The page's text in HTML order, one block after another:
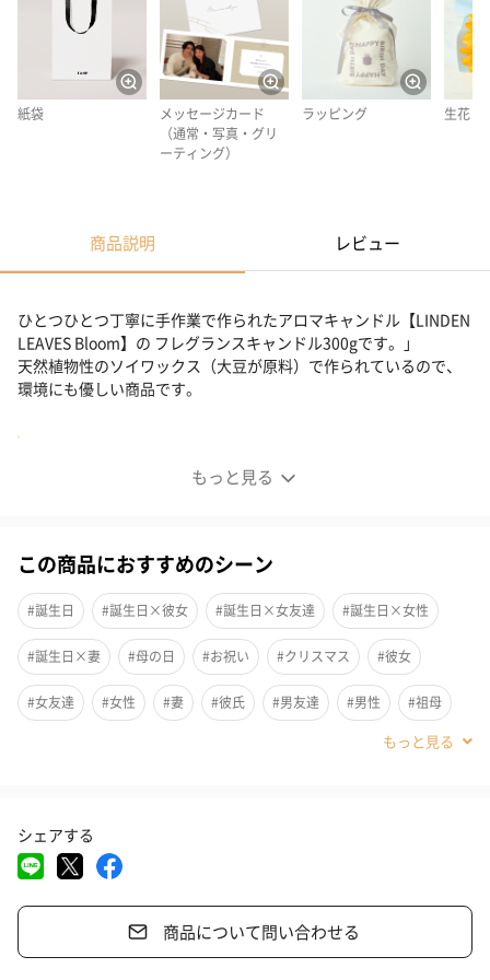
紙袋
メッセージカード
（通常・写真・グリ
ーティング）
ラッピング 生花
商品説明 レビュー
もっと見る
ひとつひとつ丁寧に手作業で作られたアロマキャンドル【LINDEN
LEAVES Bloom】の フレグランスキャンドル300gです。」
天然植物性のソイワックス（大豆が原料）で作られているので、
環境にも優しい商品です。
商品オプション情報
お届けボックスオプション
配送用のダンボールを装飾いたします。お相手のご住所に直接お
送りする際に人気のオプションです。お相手に直接手渡しする場
この商品におすすめのシーン
#誕生日 #誕生日×彼女 #誕生日×女友達 #誕生日×女性
#誕生日×妻 #母の日 #お祝い #クリスマス #彼女
#女友達 #女性 #妻 #彼氏 #男友達 #男性 #祖母
#50代
シェアする
商品について問い合わせる